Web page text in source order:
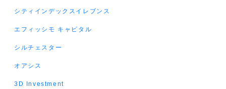
シティインデックスイレブンス
エフィッシモ キャピタル
シルチェスター
オアシス
3D Investment